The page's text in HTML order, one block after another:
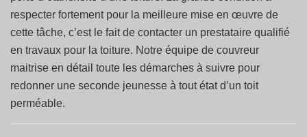
respecter fortement pour la meilleure mise en œuvre de
cette tâche, c’est le fait de contacter un prestataire qualifié
en travaux pour la toiture. Notre équipe de couvreur
maitrise en détail toute les démarches à suivre pour
redonner une seconde jeunesse à tout état d’un toit
perméable.